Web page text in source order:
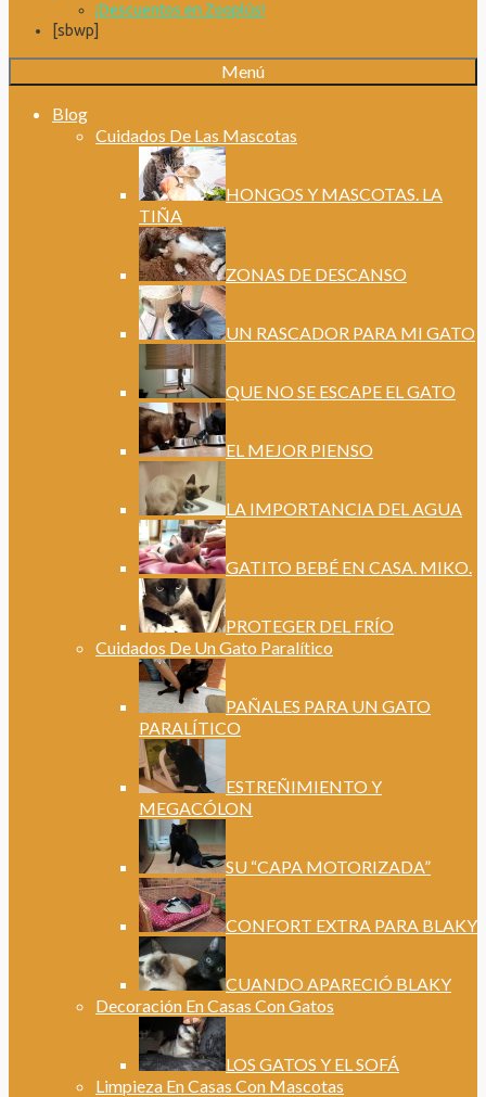
¡Descuentos en Zooplús!
[sbwp]
Menú
Blog
Cuidados De Las Mascotas
HONGOS Y MASCOTAS. LA
TIÑA
ZONAS DE DESCANSO
UN RASCADOR PARA MI GATO
QUE NO SE ESCAPE EL GATO
EL MEJOR PIENSO
LA IMPORTANCIA DEL AGUA
GATITO BEBÉ EN CASA. MIKO.
PROTEGER DEL FRÍO
Cuidados De Un Gato Paralítico
PAÑALES PARA UN GATO
PARALÍTICO
ESTREÑIMIENTO Y
MEGACÓLON
SU “CAPA MOTORIZADA”
CONFORT EXTRA PARA BLAKY
CUANDO APARECIÓ BLAKY
Decoración En Casas Con Gatos
LOS GATOS Y EL SOFÁ
Limpieza En Casas Con Mascotas